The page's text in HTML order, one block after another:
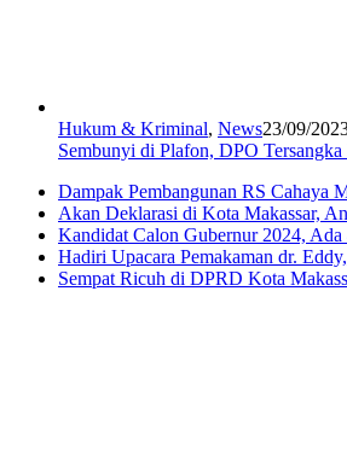
Hukum & Kriminal, News23/09/
Sembunyi di Plafon, DPO
Dampak Pembangunan RS Cahaya
Akan Deklarasi di Kota Makassar,
Kandidat Calon Gubernur 2024,
Hadiri Upacara Pemakaman dr.
Sempat Ricuh di DPRD Kota